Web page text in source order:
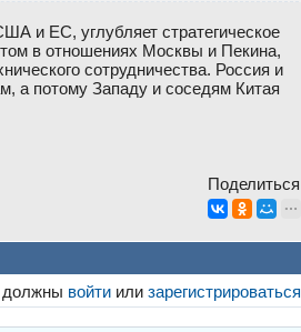
и ЕС, углубляет стратегическое
в отношениях Москвы и Пекина,
сотрудничества. Россия и
а потому Западу и соседям Китая
Поделиться
должны войти илизарегистрироваться